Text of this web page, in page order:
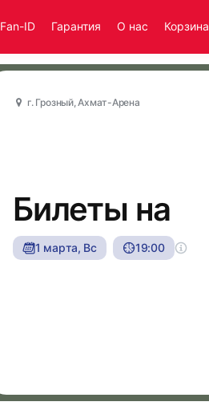
Fan-ID Гарантия О нас Корзина
г. Грозный, Ахмат-Арена
Билеты на
1 марта, Вс 19:00